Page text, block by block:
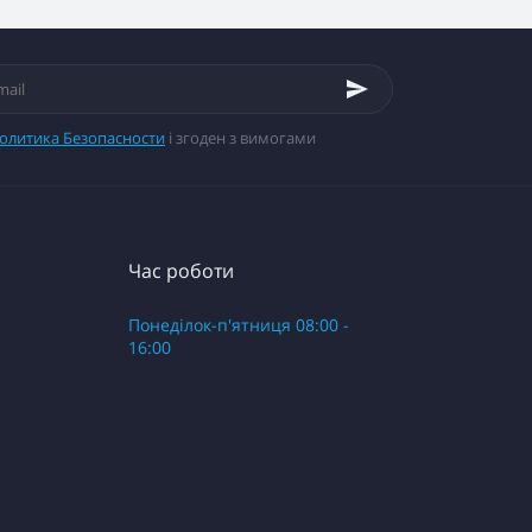
Безопасности і згоден з вимогами
Час роботи
Понеділок-п'ятниця 08:00 -
16:00